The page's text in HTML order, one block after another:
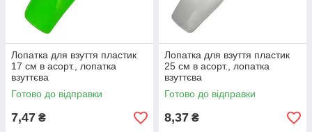
Лопатка для взуття пластик
17 см в асорт., лопатка
взуттєва
Готово до відправки
7,47 ₴
Лопатка для взуття пластик
25 см в асорт., лопатка
взуттєва
Готово до відправки
8,37 ₴